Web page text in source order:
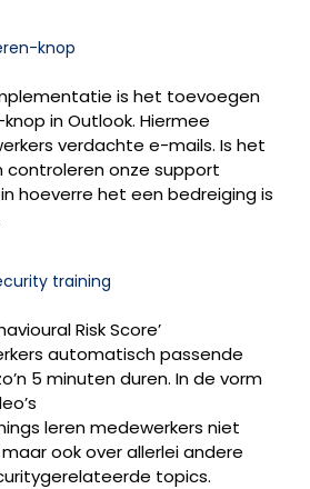
knop
is het toevoegen
in Outlook. Hiermee
verdachte e-mails. Is het
controleren onze support
hoeverre het een bedreiging is
training
Risk Score’
automatisch passende
5 minuten duren. In de vorm
leren medewerkers niet
ook over allerlei andere
topics.